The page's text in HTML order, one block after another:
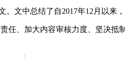
。文中总结了自2017年12月以来
任、加大内容审核力度、坚决抵